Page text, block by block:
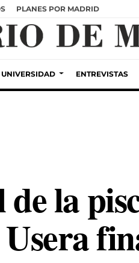
PLANES POR MADRID
UNIVERSIDAD ENTREVISTAS
la